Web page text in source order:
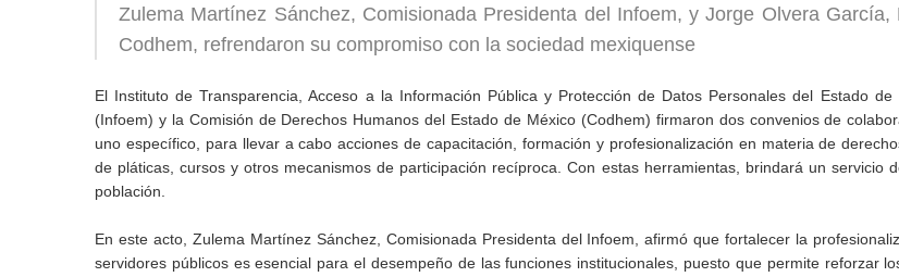
Zulema Martínez Sánchez, Comisionada Presidenta del Infoem, y Jorge Olvera García,
Codhem, refrendaron su compromiso con la sociedad mexiquense
El Instituto de Transparencia, Acceso a la Información Pública y Protección de Datos Personales del Estado de
(Infoem) y la Comisión de Derechos Humanos del Estado de México (Codhem) firmaron dos convenios de
uno específico, para llevar a cabo acciones de capacitación, formación y profesionalización en materia de
de pláticas, cursos y otros mecanismos de participación recíproca. Con estas herramientas, brindará un servicio
población.
En este acto, Zulema Martínez Sánchez, Comisionada Presidenta del Infoem, afirmó que fortalecer la
servidores públicos es esencial para el desempeño de las funciones institucionales, puesto que permite reforzar